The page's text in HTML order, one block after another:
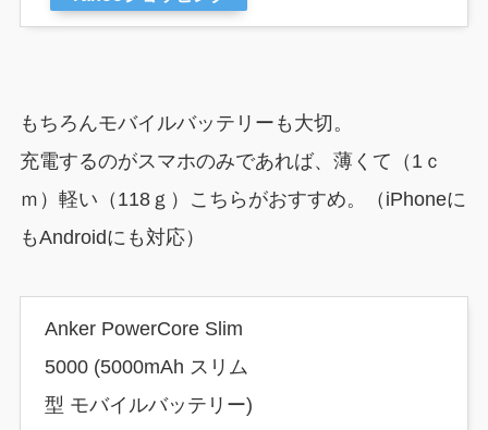
もちろんモバイルバッテリーも大切。
充電するのがスマホのみであれば、薄くて（1ｃ
ｍ）軽い（118ｇ）こちらがおすすめ。（iPhoneに
もAndroidにも対応）
Anker PowerCore Slim
5000 (5000mAh スリム
型 モバイルバッテリー)